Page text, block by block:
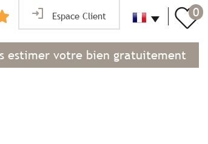
Espace Client
estimer votre bien gratuitement
0